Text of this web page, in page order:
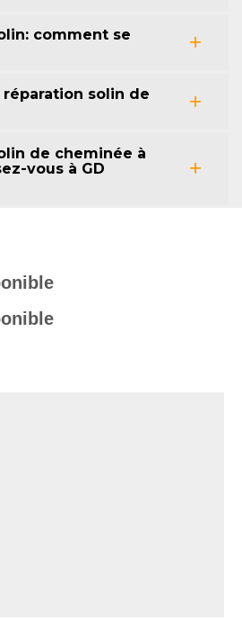
comment se
solin de
de cheminée à
vous à GD